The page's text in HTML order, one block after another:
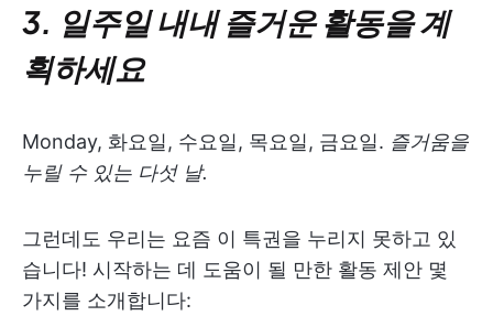
3. 일주일 내내 즐거운 활동을 계
획하세요
Monday, 화요일, 수요일, 목요일, 금요일. 즐거움을
누릴 수 있는 다섯 날.
그런데도 우리는 요즘 이 특권을 누리지 못하고 있
습니다! 시작하는 데 도움이 될 만한 활동 제안 몇
가지를 소개합니다: